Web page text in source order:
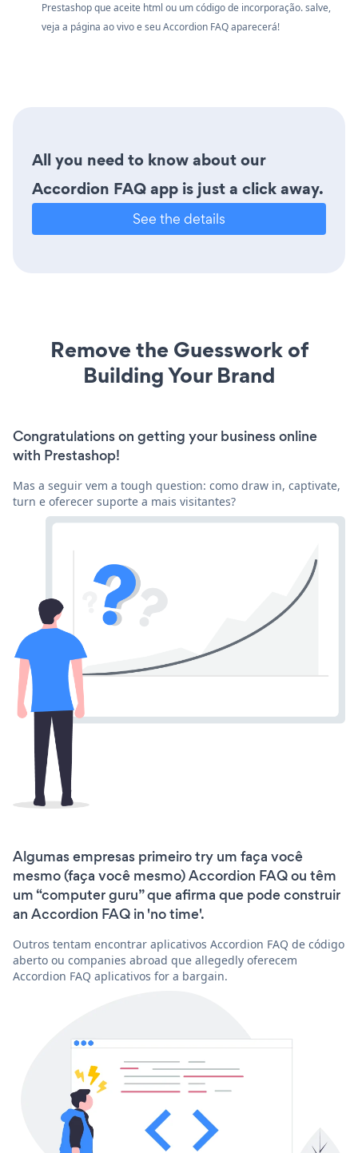
Prestashop que aceite html ou um código de incorporação. salve,
veja a página ao vivo e seu Accordion FAQ aparecerá!
All you need to know about our
Accordion FAQ app is just a click away.
See the details
Remove the Guesswork of
Building Your Brand
Congratulations on getting your business online
with Prestashop!
Mas a seguir vem a tough question: como draw in, captivate,
turn e oferecer suporte a mais visitantes?
Algumas empresas primeiro try um faça você
mesmo (faça você mesmo) Accordion FAQ ou têm
um “computer guru” que afirma que pode construir
an Accordion FAQ in 'no time'.
Outros tentam encontrar aplicativos Accordion FAQ de código
aberto ou companies abroad que allegedly oferecem
Accordion FAQ aplicativos for a bargain.